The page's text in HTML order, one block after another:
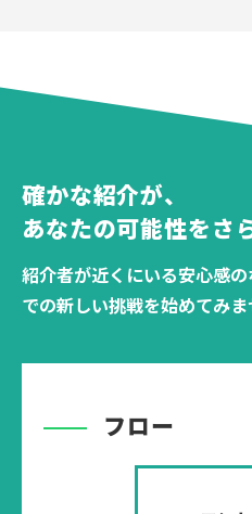
確かな紹介が、
あなたの可能性をさ
紹介者が近くにいる安心感
での新しい挑戦を始めてみま
フロー